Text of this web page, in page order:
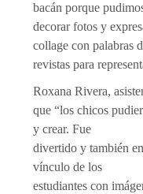
bacán porque
decorar fotos y
collage con palabras
revistas para
Roxana Rivera,
que “los chicos
y crear. Fue
divertido y también
vínculo de los
estudiantes con